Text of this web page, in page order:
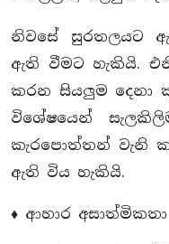
නිවසේ සුරතලයට
ඇති වීමට හැකියි.
කරන සියලුම දෙනා
විශේෂයෙන්
කැරපොත්තන් වැනි
ඇති විය හැකියි.
♦ ආහාර